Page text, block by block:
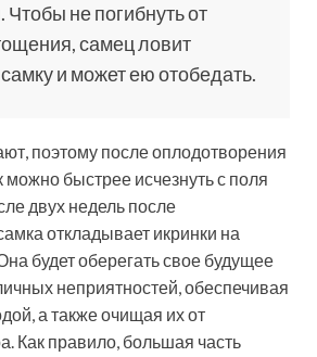
Чтобы не погибнуть от
самец ловит
и может ею отобедать.
поэтому после оплодотворения
можно быстрее исчезнуть с поля
двух недель после
откладывает икринки на
будет оберегать свое будущее
неприятностей, обеспечивая
а также очищая их от
Как правило, большая часть